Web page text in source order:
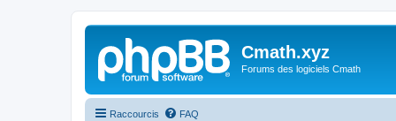
Cmath.xyz
Forums des logiciels Cmath
Raccourcis FAQ